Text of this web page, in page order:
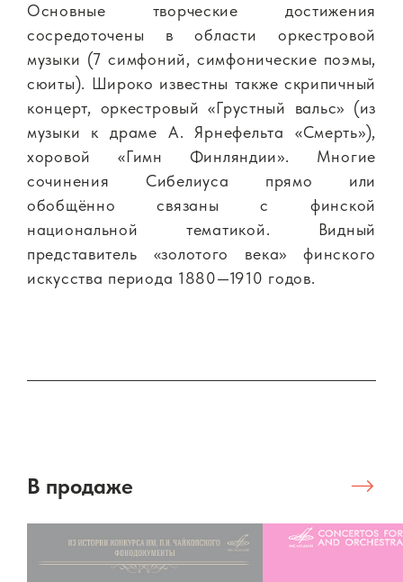
Основные творческие достижения
сосредоточены в области оркестровой
музыки (7 симфоний, симфонические поэмы,
сюиты). Широко известны также скрипичный
концерт, оркестровый «Грустный вальс» (из
музыки к драме А. Ярнефельта «Смерть»),
хоровой «Гимн Финляндии». Многие
сочинения Сибелиуса прямо или
обобщённо связаны с финской
национальной тематикой. Видный
представитель «золотого века» финского
искусства периода 1880—1910 годов.
В продаже